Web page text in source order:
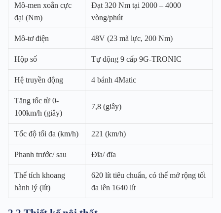
Mô-men xoắn cực
đại (Nm)
Đạt 320 Nm tại 2000 – 4000
vòng/phút
Mô-tơ điện 48V (23 mã lực, 200 Nm)
Hộp số Tự động 9 cấp 9G-TRONIC
Hệ truyền động 4 bánh 4Matic
Tăng tốc từ 0-
100km/h (giây)
7,8 (giây)
Tốc độ tối đa (km/h) 221 (km/h)
Phanh trước/ sau Đĩa/ đĩa
Thể tích khoang
hành lý (lít)
620 lít tiêu chuẩn, có thể mở rộng tối
đa lên 1640 lít